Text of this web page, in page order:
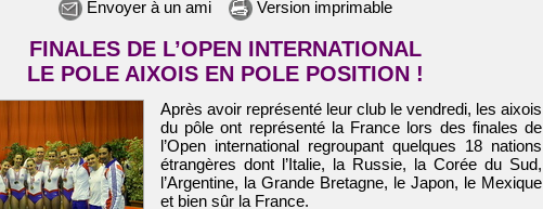
Envoyer à un ami Version imprimable
FINALES DE L’OPEN INTERNATIONAL
LE POLE AIXOIS EN POLE POSITION !
Après avoir représenté leur club le vendredi, les aixois
du pôle ont représenté la France lors des finales de
l’Open international regroupant quelques 18 nations
étrangères dont l’Italie, la Russie, la Corée du Sud,
l’Argentine, la Grande Bretagne, le Japon, le Mexique
et bien sûr la France.